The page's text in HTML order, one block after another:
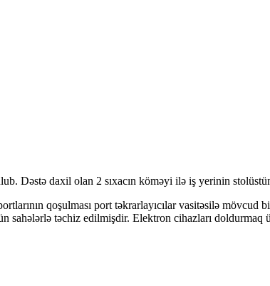
Dəstə daxil olan 2 sıxacın köməyi ilə iş yerinin
qoşulması port təkrarlayıcılar vasitəsilə
sahələrlə təchiz edilmişdir. Elektron cihazları